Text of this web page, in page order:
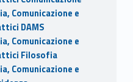
Comunicazione e
DAMS
Comunicazione e
Filosofia
Comunicazione e